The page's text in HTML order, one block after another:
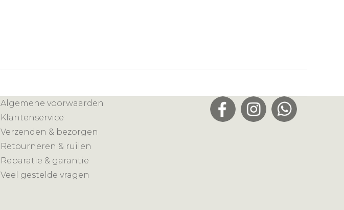
Algemene voorwaarden
Klantenservice
Verzenden & bezorgen
Retourneren & ruilen
Reparatie & garantie
Veel gestelde vragen